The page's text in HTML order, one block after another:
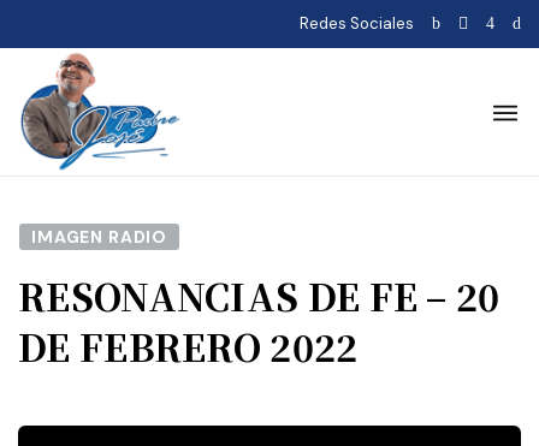
Redes Sociales
IMAGEN RADIO
RESONANCIAS DE FE – 20
DE FEBRERO 2022